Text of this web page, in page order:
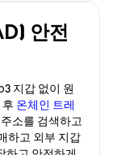
안전
지갑 없이 원
온체인 트레
소를 검색하고
하고 외부 지갑